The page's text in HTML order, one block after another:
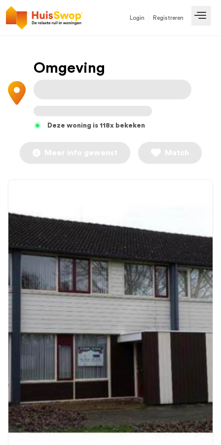
Login Registreren
Omgeving
Deze woning is 118x bekeken
Meer info gewenst Match